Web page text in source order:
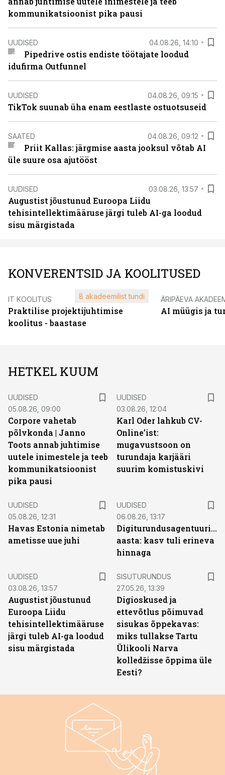
kommunikatsioonist pika pausi
UUDISED 04.08.26, 14:10
Pipedrive ostis endiste töötajate loodud
idufirma Outfunnel
UUDISED 04.08.26, 09:15
TikTok suunab üha enam eestlaste ostuotsuseid
SAATED 04.08.26, 09:12
Priit Kallas: järgmise aasta jooksul võtab AI
üle suure osa ajutööst
UUDISED 03.08.26, 13:57
Augustist jõustunud Euroopa Liidu
tehisintellektimääruse järgi tuleb AI-ga loodud
sisu märgistada
KONVERENTSID JA KOOLITUSED
IT KOOLITUS
Praktilise projektijuhtimise
koolitus - baastase
8 akadeemilist tundi ÄRIPÄEVA
AI müügis ja
HETKEL KUUM
UUDISED
05.08.26, 09:00
Corpore vahetab
põlvkonda | Janno
Toots annab juhtimise
uutele inimestele ja teeb
kommunikatsioonist
pika pausi
UUDISED
03.08.26, 12:04
Karl Oder lahkub CV-
Online’ist:
mugavustsoon on
turundaja karjääri
suurim komistuskivi
UUDISED
05.08.26, 12:31
Havas Estonia nimetab
ametisse uue juhi
UUDISED
06.08.26, 13:17
Digiturundusagentuuride
aasta: kasv tuli erineva
hinnaga
UUDISED
03.08.26, 13:57
Augustist jõustunud
Euroopa Liidu
tehisintellektimääruse
järgi tuleb AI-ga loodud
sisu märgistada
SISUTURUNDUS
27.05.26, 13:39
Digioskused ja
ettevõtlus põimuvad
sisukas õppekavas:
miks tullakse Tartu
Ülikooli Narva
kolledžisse õppima üle
Eesti?